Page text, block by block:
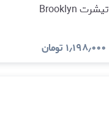
تیشرت Brooklyn
۱٫۱۹۸٫۰۰۰ تومان